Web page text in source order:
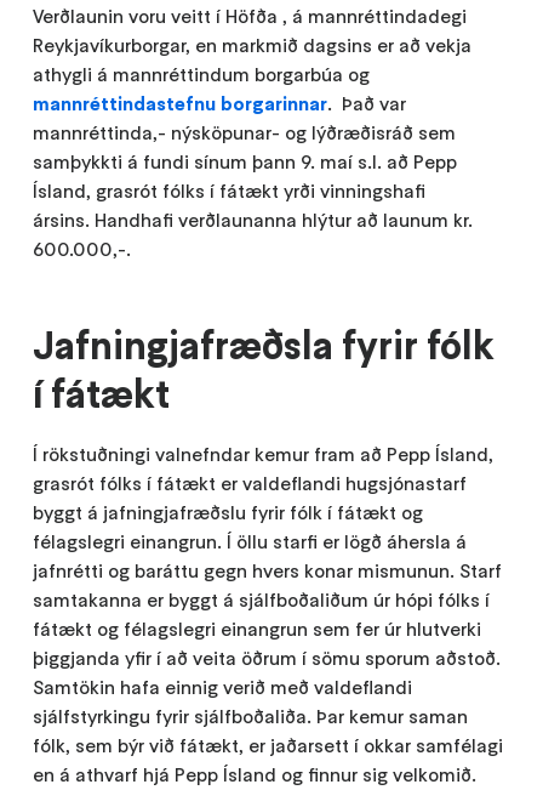
Verðlaunin voru veitt í Höfða , á mannréttindadegi
Reykjavíkurborgar, en markmið dagsins er að vekja
athygli á mannréttindum borgarbúa og
mannréttindastefnu borgarinnar. Það var
mannréttinda,- nýsköpunar- og lýðræðisráð sem
samþykkti á fundi sínum þann 9. maí s.l. að Pepp
Ísland, grasrót fólks í fátækt yrði vinningshafi
ársins. Handhafi verðlaunanna hlýtur að launum kr.
600.000,-.
Jafningjafræðsla fyrir fólk
í fátækt
Í rökstuðningi valnefndar kemur fram að Pepp Ísland,
grasrót fólks í fátækt er valdeflandi hugsjónastarf
byggt á jafningjafræðslu fyrir fólk í fátækt og
félagslegri einangrun. Í öllu starfi er lögð áhersla á
jafnrétti og baráttu gegn hvers konar mismunun. Starf
samtakanna er byggt á sjálfboðaliðum úr hópi fólks í
fátækt og félagslegri einangrun sem fer úr hlutverki
þiggjanda yfir í að veita öðrum í sömu sporum aðstoð.
Samtökin hafa einnig verið með valdeflandi
sjálfstyrkingu fyrir sjálfboðaliða. Þar kemur saman
fólk, sem býr við fátækt, er jaðarsett í okkar samfélagi
en á athvarf hjá Pepp Ísland og finnur sig velkomið.